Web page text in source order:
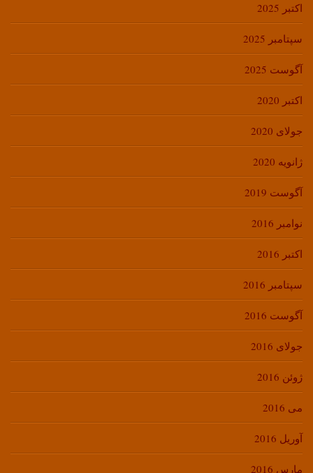
اکتبر 2025
سپتامبر 2025
آگوست 2025
اکتبر 2020
جولای 2020
ژانویه 2020
آگوست 2019
نوامبر 2016
اکتبر 2016
سپتامبر 2016
آگوست 2016
جولای 2016
ژوئن 2016
می 2016
آوریل 2016
مارس 2016